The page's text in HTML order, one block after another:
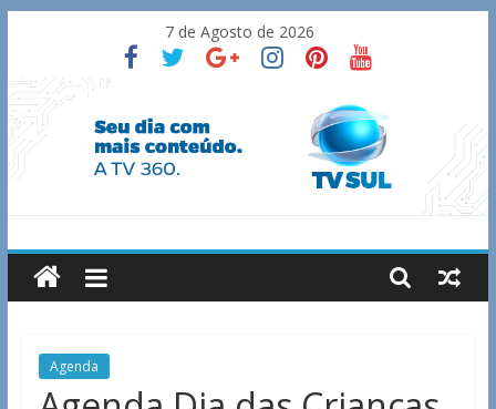
content
7 de Agosto de 2026
TV
Sul
Notícias
Agenda